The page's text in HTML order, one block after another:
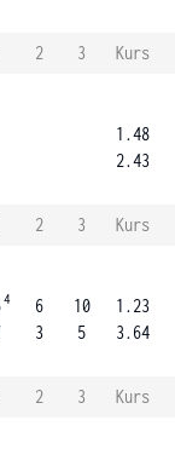
2 3
Kurs
1.48
2.43
2 3
Kurs
4
6
3
10
5
1.23
3.64
2 3
Kurs